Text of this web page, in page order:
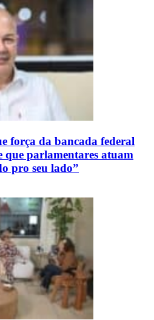
força da bancada federal
que parlamentares atuam
pro seu lado”